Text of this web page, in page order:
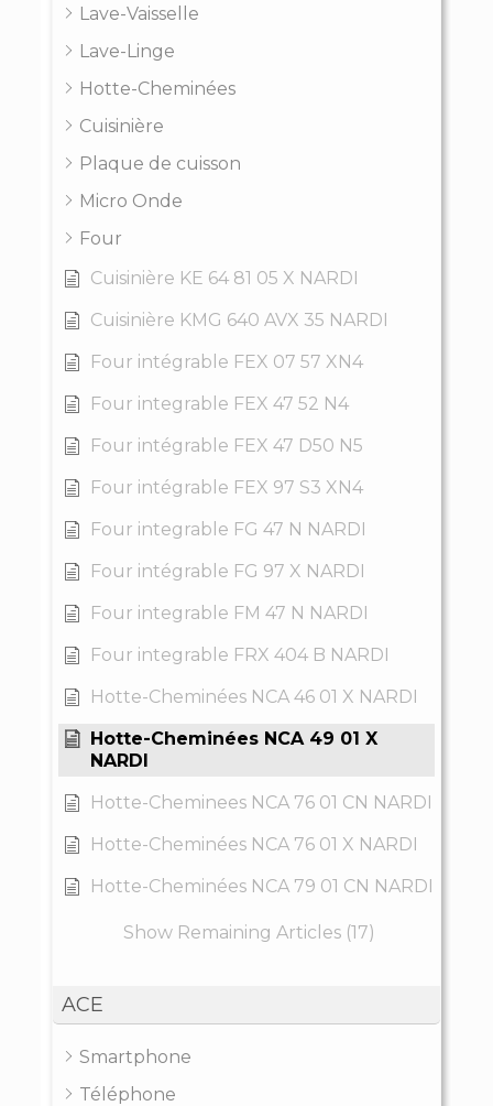
Lave-Vaisselle
Lave-Linge
Hotte-Cheminées
Cuisinière
Plaque de cuisson
Micro Onde
Four
Cuisinière KE 64 81 05 X NARDI
Cuisinière KMG 640 AVX 35 NARDI
Four intégrable FEX 07 57 XN4
Four integrable FEX 47 52 N4
Four intégrable FEX 47 D50 N5
Four intégrable FEX 97 S3 XN4
Four integrable FG 47 N NARDI
Four intégrable FG 97 X NARDI
Four integrable FM 47 N NARDI
Four integrable FRX 404 B NARDI
Hotte-Cheminées NCA 46 01 X NARDI
Hotte-Cheminées NCA 49 01 X
NARDI
Hotte-Cheminees NCA 76 01 CN NARDI
Hotte-Cheminées NCA 76 01 X NARDI
Hotte-Cheminées NCA 79 01 CN NARDI
Show Remaining Articles (17)
ACE
Smartphone
Téléphone